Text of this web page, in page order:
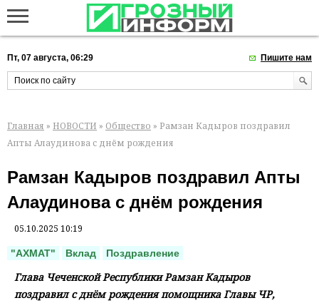
Пт, 07 августа, 06:29 Пишите нам
Главная » НОВОСТИ » Общество » Рамзан Кадыров поздравил
Апты Алаудинова с днём рождения
Рамзан Кадыров поздравил Апты
Алаудинова с днём рождения
05.10.2025 10:19
"АХМАТ" Вклад Поздравление
Глава Чеченской Республики Рамзан Кадыров
поздравил с днём рождения помощника Главы ЧР,